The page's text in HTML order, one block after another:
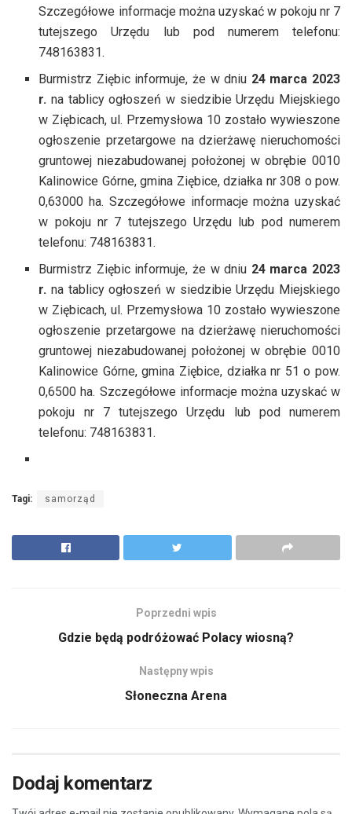
Szczegółowe informacje można uzyskać w pokoju nr 7
tutejszego Urzędu lub pod numerem telefonu:
748163831.
Burmistrz Ziębic informuje, że w dniu 24 marca 2023
r. na tablicy ogłoszeń w siedzibie Urzędu Miejskiego
w Ziębicach, ul. Przemysłowa 10 zostało wywieszone
ogłoszenie przetargowe na dzierżawę nieruchomości
gruntowej niezabudowanej położonej w obrębie 0010
Kalinowice Górne, gmina Ziębice, działka nr 308 o pow.
0,63000 ha. Szczegółowe informacje można uzyskać
w pokoju nr 7 tutejszego Urzędu lub pod numerem
telefonu: 748163831.
Burmistrz Ziębic informuje, że w dniu 24 marca 2023
r. na tablicy ogłoszeń w siedzibie Urzędu Miejskiego
w Ziębicach, ul. Przemysłowa 10 zostało wywieszone
ogłoszenie przetargowe na dzierżawę nieruchomości
gruntowej niezabudowanej położonej w obrębie 0010
Kalinowice Górne, gmina Ziębice, działka nr 51 o pow.
0,6500 ha. Szczegółowe informacje można uzyskać w
pokoju nr 7 tutejszego Urzędu lub pod numerem
telefonu: 748163831.
Tagi: samorząd
Poprzedni wpis
Gdzie będą podróżować Polacy wiosną?
Następny wpis
Słoneczna Arena
Dodaj komentarz